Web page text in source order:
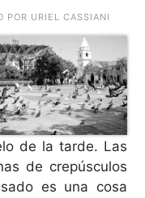
URIEL CASSIANI
de la tarde. Las
de crepúsculos
es una cosa